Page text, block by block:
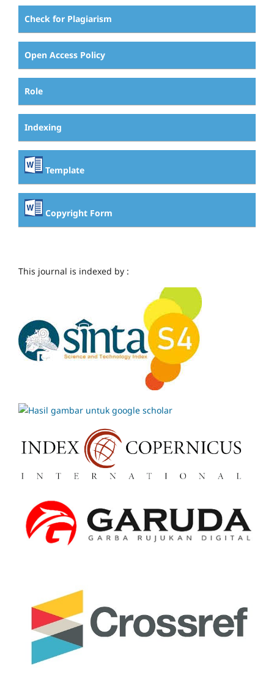
Check for Plagiarism
Open Access Policy
Role
Indexing
Template
Copyright Form
This journal is indexed by :